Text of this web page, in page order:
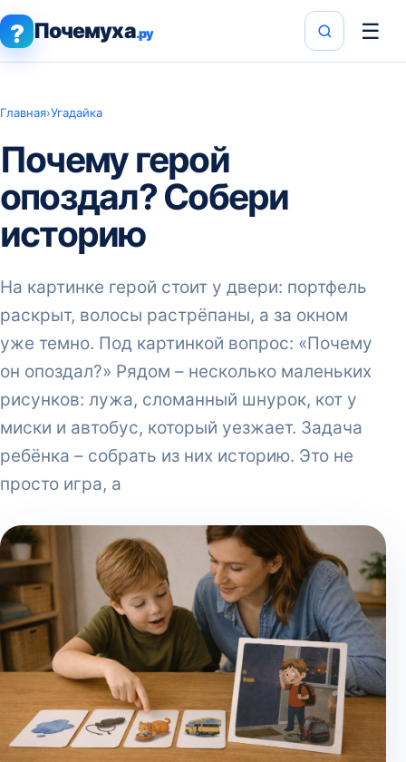
? Почемуха.ру ☰
Главная›Угадайка
Почему герой
опоздал? Собери
историю
На картинке герой стоит у двери: портфель
раскрыт, волосы растрёпаны, а за окном
уже темно. Под картинкой вопрос: «Почему
он опоздал?» Рядом – несколько маленьких
рисунков: лужа, сломанный шнурок, кот у
миски и автобус, который уезжает. Задача
ребёнка – собрать из них историю. Это не
просто игра, а